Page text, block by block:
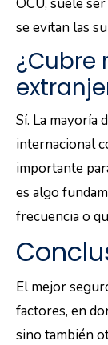
se evitan las
¿Cubre
Sí. La mayoría
internacional
importante
es algo
frecuencia o
El mejor
factores, en
sino también